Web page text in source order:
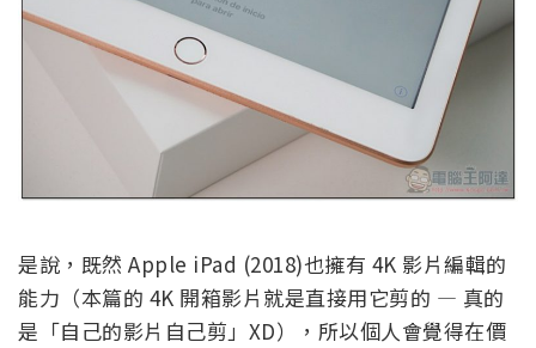
是說，既然 Apple iPad (2018)也擁有 4K 影片編輯的
能力（本篇的 4K 開箱影片就是直接用它剪的 — 真的
是「自己的影片自己剪」XD），所以個人會覺得在價